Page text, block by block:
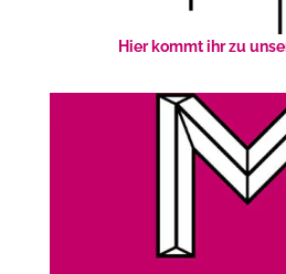
Hier kommt ihr zu